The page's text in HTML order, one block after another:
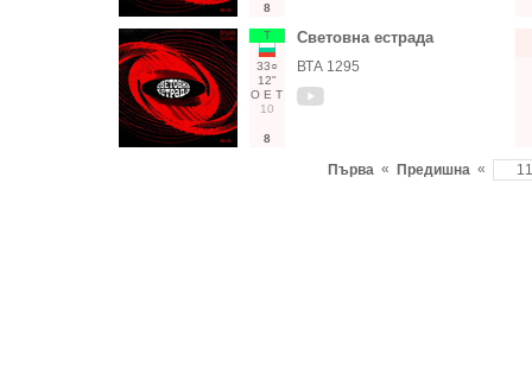
8
Т
33○
12"
О Е Т
10
8
Световна естрада
ВТА 1295
Първа « Предишна «